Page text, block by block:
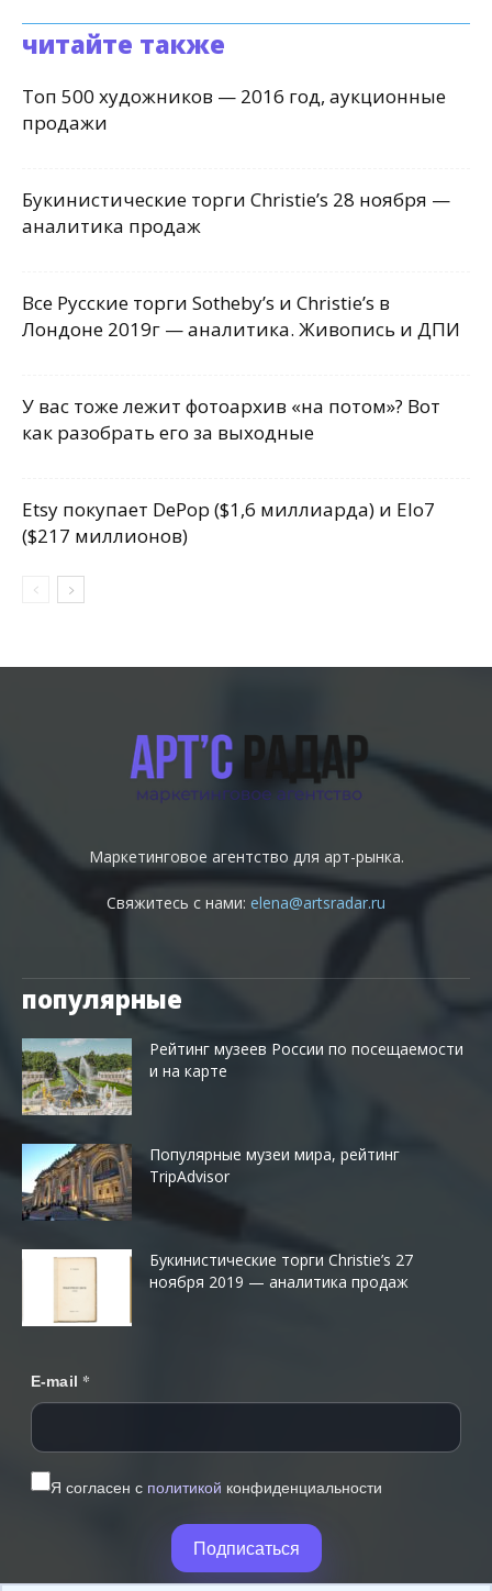
читайте также
Топ 500 художников — 2016 год, аукционные
продажи
Букинистические торги Christie’s 28 ноября —
аналитика продаж
Все Русские торги Sotheby’s и Christie’s в
Лондоне 2019г — аналитика. Живопись и ДПИ
У вас тоже лежит фотоархив «на потом»? Вот
как разобрать его за выходные
Etsy покупает DePop ($1,6 миллиарда) и Elo7
($217 миллионов)
Маркетинговое агентство для арт-рынка.
Свяжитесь с нами: elena@artsradar.ru
популярные
Рейтинг музеев России по посещаемости
и на карте
Популярные музеи мира, рейтинг
TripAdvisor
Букинистические торги Christie’s 27
ноября 2019 — аналитика продаж
E-mail *
Я согласен с политикой конфиденциальности
Подписаться